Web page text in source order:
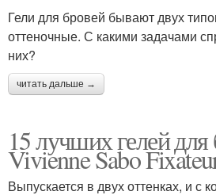
Гели для бровей бывают двух
оттеночные. С какими задачами
них?
читать дальше →
15 лучших гелей для
Vivienne Sabo
Выпускается в двух оттенках, и с